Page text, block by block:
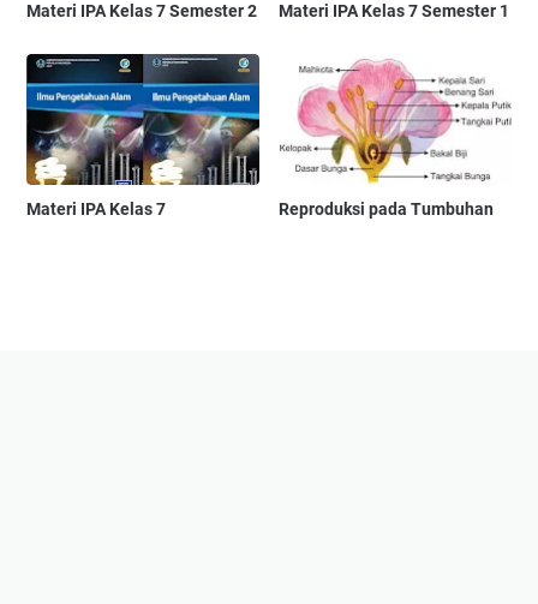
Materi IPA Kelas 7 Semester 2 Materi IPA Kelas 7 Semester 1
Materi IPA Kelas 7 Reproduksi pada Tumbuhan